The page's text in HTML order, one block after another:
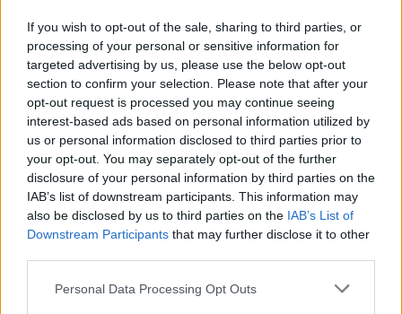
If you wish to opt-out of the sale, sharing to third parties, or
processing of your personal or sensitive information for
targeted advertising by us, please use the below opt-out
section to confirm your selection. Please note that after your
opt-out request is processed you may continue seeing
interest-based ads based on personal information utilized by
us or personal information disclosed to third parties prior to
your opt-out. You may separately opt-out of the further
disclosure of your personal information by third parties on the
IAB’s list of downstream participants. This information may
also be disclosed by us to third parties on the IAB’s List of
Downstream Participants that may further disclose it to other
Personal Data Processing Opt Outs
Anche il Fasano out e le ammissioni salgono
a sei, l'Ilva è la prima società tra le non
ripescate
5 Ago 2026
Coppa Italia: gli accoppiamenti dei 16esimi di
finale con i derby a Cagliari, Sassari e
Macomer
5 Ago 2026
Coppa Italia: gli accoppiamenti degli ottavi
di finale con i derby di Gallura, Barbagia e
Ogliastra